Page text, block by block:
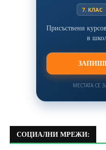
7. КЛАС
Присъствени
в
МЕСТАТА СЕ
СОЦИАЛНИ МРЕЖИ: